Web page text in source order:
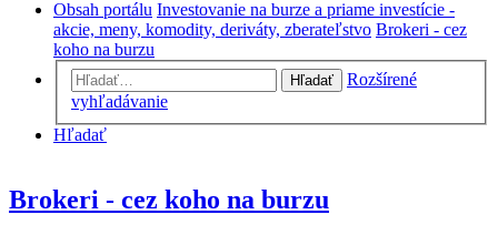
Obsah portálu Investovanie na burze a priame investície -
akcie, meny, komodity, deriváty, zberateľstvo Brokeri - cez
koho na burzu
Hľadať
Rozšírené
vyhľadávanie
Hľadať
Brokeri - cez koho na burzu